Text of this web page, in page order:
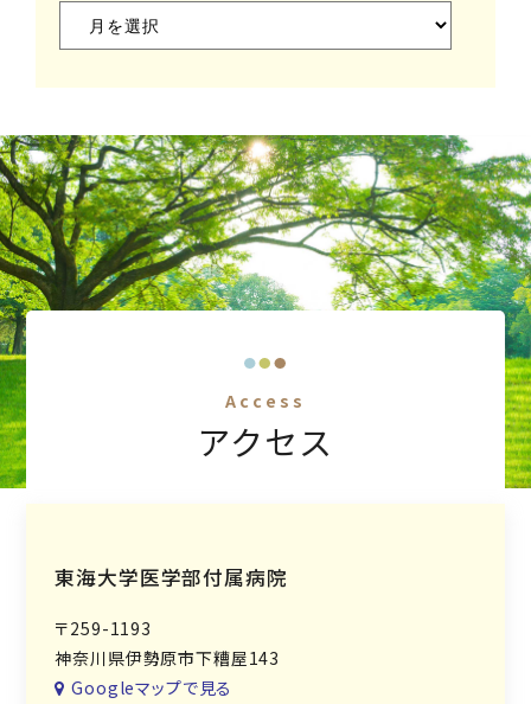
ー
ブ
Access
アクセス
東海大学医学部付属病院
〒259-1193
神奈川県伊勢原市下糟屋143
Googleマップで見る